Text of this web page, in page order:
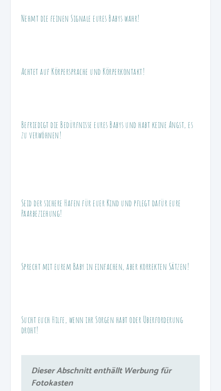
Nehmt die feinen Signale eures Babys wahr!
Achtet auf Körpersprache und Körperkontakt!
Befriedigt die Bedürfnisse eures Babys und habt keine Angst, es
zu verwöhnen!
Seid der sichere Hafen für euer Kind und pflegt dafür eure
Paarbeziehung!
Sprecht mit eurem Baby in einfachen, aber korrekten Sätzen!
Sucht euch Hilfe, wenn ihr Sorgen habt oder Überforderung
droht!
Dieser Abschnitt enthällt Werbung für
Fotokasten